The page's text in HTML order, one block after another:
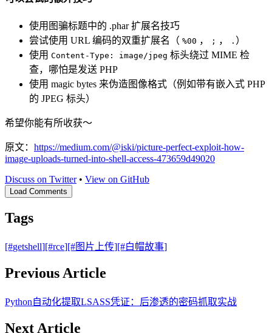
使用图骗标题中的 .phar 扩展名技巧
尝试使用 URL 编码的双重扩展名（ %00 ， ; ， . ）
使用 Content-Type: image/jpeg 标头绕过 MIME 检
查，哪怕是发送 PHP
使用 magic bytes 来伪造图像格式（例如带有嵌入式 PHP
的 JPEG 标头）
希望你能有所收获～
原文： https://medium.com/@iski/picture-perfect-exploit-how-
image-uploads-turned-into-shell-access-473659d49020
Discuss on Twitter• View on GitHub
Load Comments
Tags
[#getshell][#rce][#图片上传][#白帽故事]
Previous Article
Python自动化提取LSASS凭证：后渗透的密码抓取实战​
Next Article